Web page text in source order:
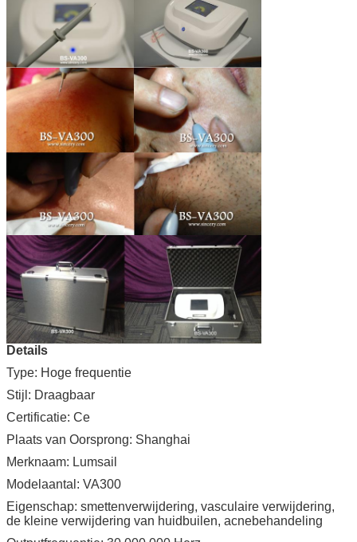
Details
Type: Hoge frequentie
Stijl: Draagbaar
Certificatie: Ce
Plaats van Oorsprong: Shanghai
Merknaam: Lumsail
Modelaantal: VA300
Eigenschap: smettenverwijdering, vasculaire verwijdering,
de kleine verwijdering van huidbuilen, acnebehandeling